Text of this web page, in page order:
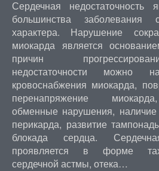
Сердечная недостаточность
большинства заболевания
характера. Нарушение
миокарда является
причин
недостаточности можно
кровоснабжения миокарда,
перенапряжение
обменные нарушения,
перикарда, развитие
блокада сердца.
проявляется в форме
сердечной астмы, отека…